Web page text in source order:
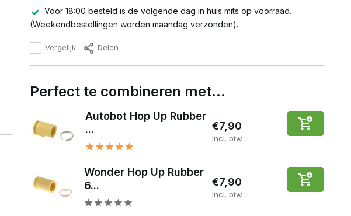
Voor 18:00 besteld is de volgende dag in huis mits op voorraad.
(Weekendbestellingen worden maandag verzonden).
Vergelijk Delen
Perfect te combineren met…
Autobot Hop Up Rubber
...
€7,90
Incl. btw
Wonder Hop Up Rubber
6...
€7,90
Incl. btw